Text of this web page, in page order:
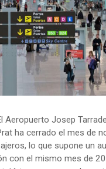
Aeropuerto Josep
ha cerrado el mes de
lo que supone un
con el mismo mes de